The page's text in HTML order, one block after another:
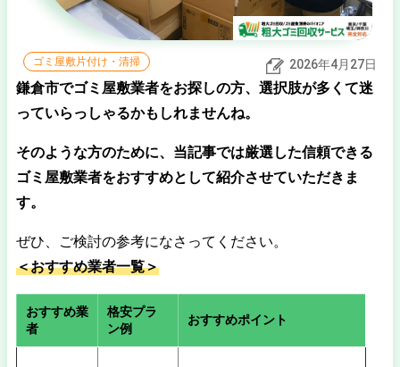
ゴミ屋敷片付け・清掃 2026年4月27日
鎌倉市でゴミ屋敷業者をお探しの方、選択肢が多くて迷
っていらっしゃるかもしれませんね。
そのような方のために、当記事では厳選した信頼できる
ゴミ屋敷業者をおすすめとして紹介させていただきま
す。
ぜひ、ご検討の参考になさってください。
＜おすすめ業者一覧＞
おすすめ業
者
格安プラ
ン例
おすすめポイント